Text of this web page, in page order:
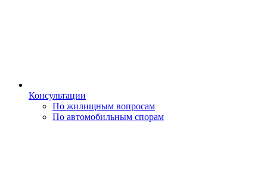
Консультации
По жилищным вопросам
По автомобильным спорам